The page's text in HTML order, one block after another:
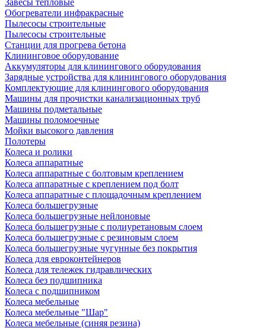
Завесы тепловые
Обогреватели инфракрасные
Пылесосы строительные
Пылесосы строительные
Станции для прогрева бетона
Клининговое оборудование
Аккумуляторы для клинингового оборудования
Зарядные устройства для клинингового оборудования
Комплектующие для клинингового оборудования
Машины для прочистки канализационных труб
Машины подметальные
Машины поломоечные
Мойки высокого давления
Полотеры
Колеса и ролики
Колеса аппаратные
Колеса аппаратные с болтовым креплением
Колеса аппаратные с креплением под болт
Колеса аппаратные с площадочным креплением
Колеса большегрузные
Колеса большегрузные нейлоновые
Колеса большегрузные с полиуретановым слоем
Колеса большегрузные с резиновым слоем
Колеса большегрузные чугунные без покрытия
Колеса для евроконтейнеров
Колеса для тележек гидравлических
Колеса без подшипника
Колеса с подшипником
Колеса мебельные
Колеса мебельные "Шар"
Колеса мебельные (синяя резина)